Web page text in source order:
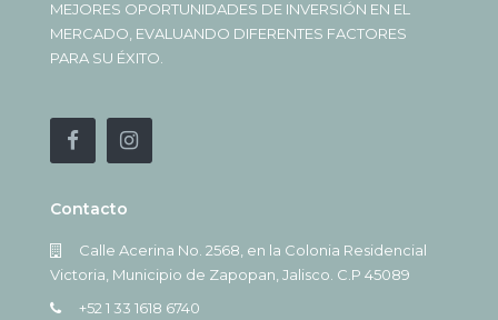
MEJORES OPORTUNIDADES DE INVERSIÓN EN EL
MERCADO, EVALUANDO DIFERENTES FACTORES
PARA SU ÉXITO.
Contacto
Calle Acerina No. 2568, en la Colonia Residencial
Victoria, Municipio de Zapopan, Jalisco. C.P 45089
+52 1 33 1618 6740